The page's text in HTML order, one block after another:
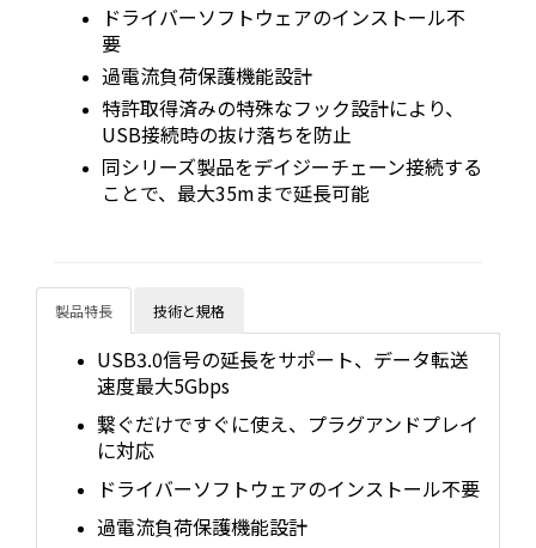
ドライバーソフトウェアのインストール不
要
過電流負荷保護機能設計
特許取得済みの特殊なフック設計により、
USB接続時の抜け落ちを防止
同シリーズ製品をデイジーチェーン接続する
ことで、最大35mまで延長可能
製品特長 技術と規格
USB3.0信号の延長をサポート、データ転送
速度最大5Gbps
繋ぐだけですぐに使え、プラグアンドプレイ
に対応
ドライバーソフトウェアのインストール不要
過電流負荷保護機能設計